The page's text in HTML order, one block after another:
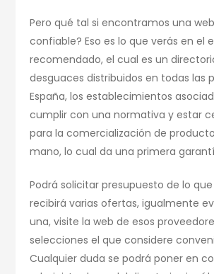
Pero qué tal si encontramos una
confiable? Eso es lo que verás en el
recomendado, el cual es un
desguaces distribuidos en todas las
España, los establecimientos
cumplir con una normativa y estar
para la comercialización de
mano, lo cual da una primera
Podrá solicitar presupuesto de lo
recibirá varias ofertas, igualmente
una, visite la web de esos
selecciones el que considere
Cualquier duda se podrá poner en